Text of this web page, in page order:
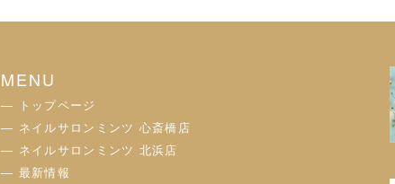
MENU
― トップページ
― ネイルサロンミンツ 心斎橋店
― ネイルサロンミンツ 北浜店
― 最新情報